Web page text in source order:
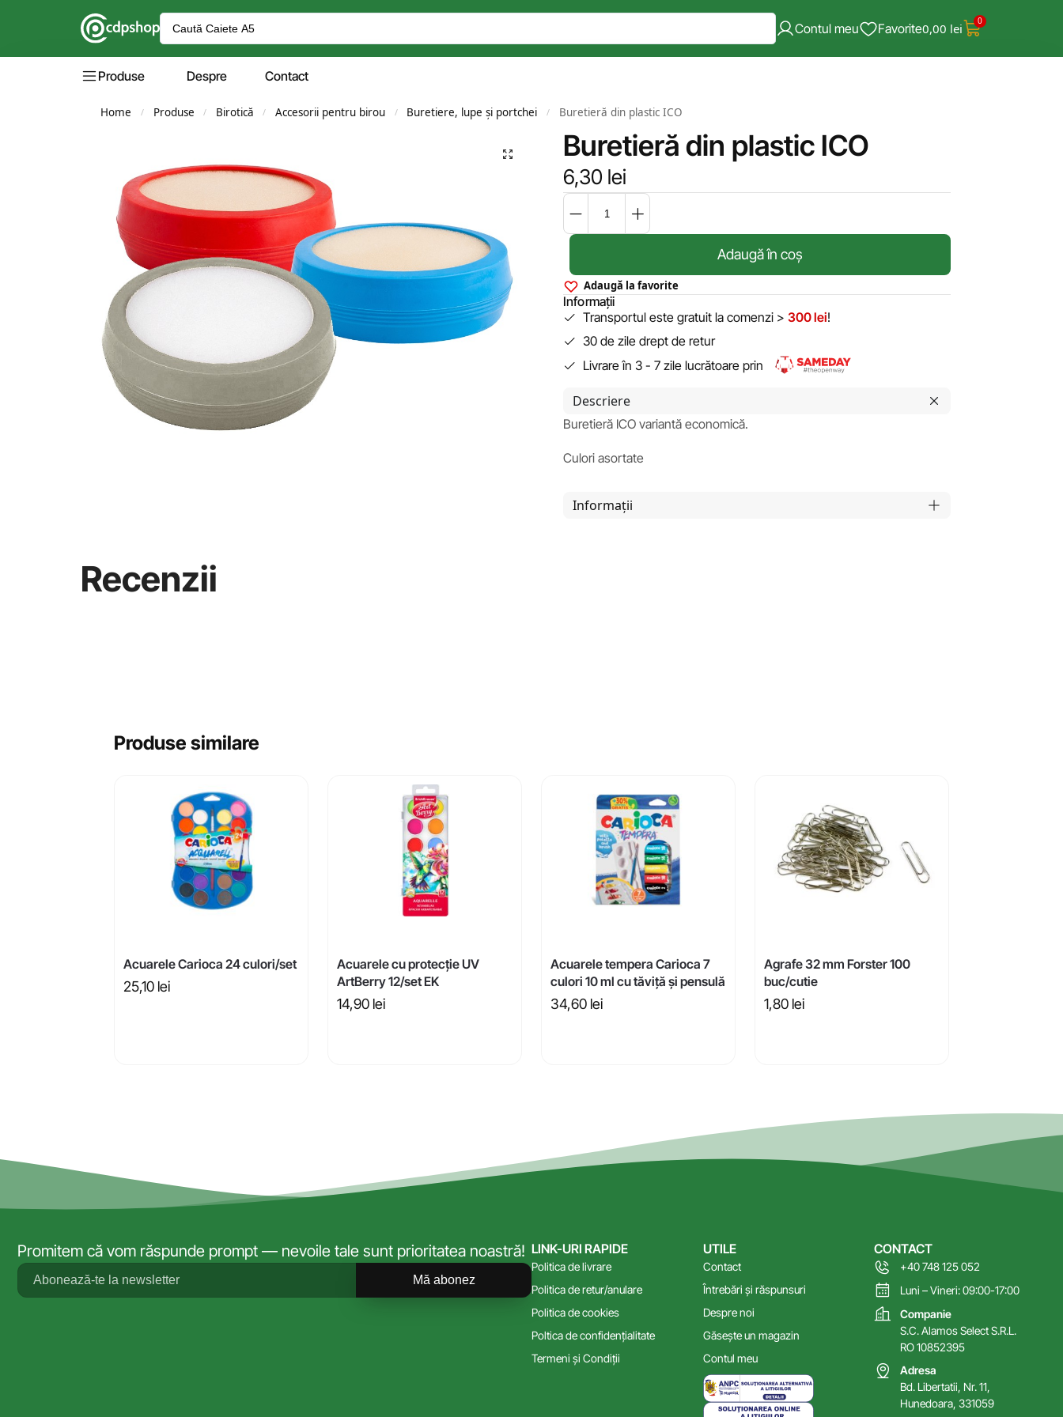
Contul meu Favorite0,00 lei 0
Produse Despre Contact
Home / Produse / Birotică / Accesorii pentru birou / Buretiere, lupe și portchei / Buretieră din plastic ICO
Buretieră din plastic ICO
6,30 lei
Adaugă în coș
Adaugă la favorite
Informații
Transportul este gratuit la comenzi > 300 lei!
30 de zile drept de retur
Livrare în 3 - 7 zile lucrătoare prin
Descriere
Buretieră ICO variantă economică.
Culori asortate
Informații
Recenzii
Produse similare
Acuarele Carioca 24 culori/set
25,10 lei
Acuarele cu protecție UV
ArtBerry 12/set EK
14,90 lei
Acuarele tempera Carioca 7
culori 10 ml cu tăviță și pensulă
34,60 lei
Agrafe 32 mm Forster 100
buc/cutie
1,80 lei
Promitem că vom răspunde prompt — nevoile tale sunt prioritatea noastră!
Mă abonez
LINK-URI RAPIDE
Politica de livrare
Politica de retur/anulare
Politica de cookies
Poltica de confidențialitate
Termeni și Condiții
UTILE
Contact
Întrebări și răspunsuri
Despre noi
Găsește un magazin
Contul meu
CONTACT
+40 748 125 052
Luni – Vineri: 09:00-17:00
Companie
S.C. Alamos Select S.R.L.
RO 10852395
Adresa
Bd. Libertatii, Nr. 11,
Hunedoara, 331059